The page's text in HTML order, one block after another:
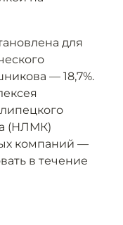
для
— 18,7%.
(НЛМК)
компаний —
в течение